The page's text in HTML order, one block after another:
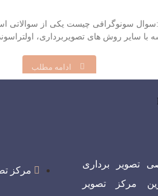
:سوال سونوگرافی چیست یکی از سوالاتی
با سایر روش های تصویربرداری،
ادامه مطلب
تصویر برداری
مرکز تصویر
مرکز